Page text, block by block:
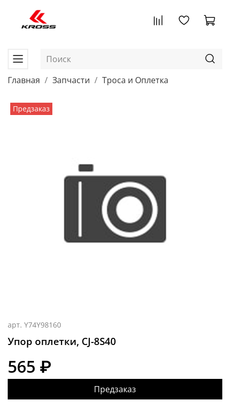
Главная Запчасти Троса и Оплетка
Предзаказ
арт. Y74Y98160
Упор оплетки, CJ-8S40
565 ₽
Предзаказ